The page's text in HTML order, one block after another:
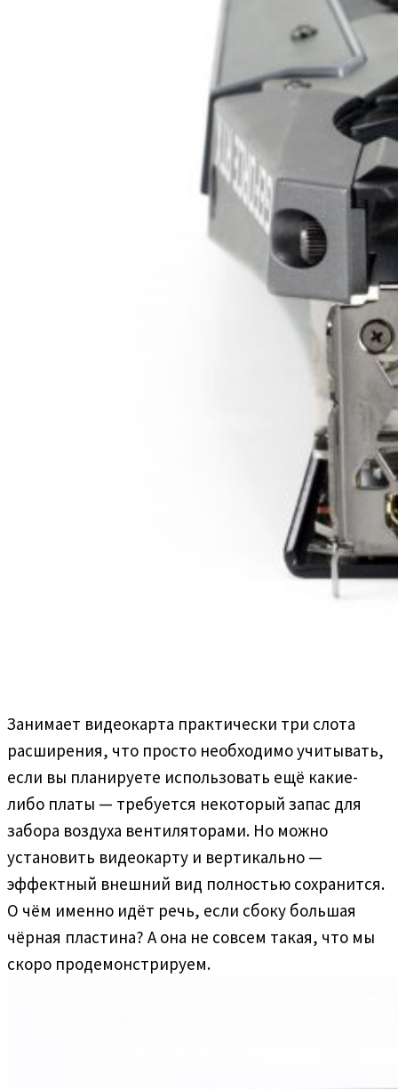
Занимает видеокарта практически три слота
расширения, что просто необходимо учитывать,
если вы планируете использовать ещё какие-
либо платы — требуется некоторый запас для
забора воздуха вентиляторами. Но можно
установить видеокарту и вертикально —
эффектный внешний вид полностью сохранится.
О чём именно идёт речь, если сбоку большая
чёрная пластина? А она не совсем такая, что мы
скоро продемонстрируем.